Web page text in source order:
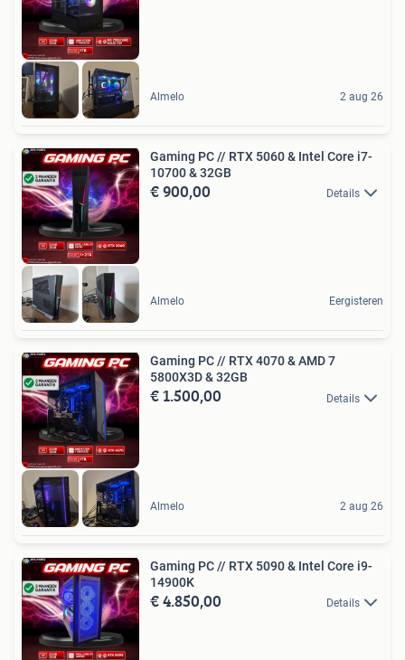
Almelo 2 aug 26
Gaming PC // RTX 5060 & Intel Core i7-
10700 & 32GB
€ 900,00 Details
Almelo Eergisteren
Gaming PC // RTX 4070 & AMD 7
5800X3D & 32GB
€ 1.500,00 Details
Almelo 2 aug 26
Gaming PC // RTX 5090 & Intel Core i9-
14900K
€ 4.850,00 Details